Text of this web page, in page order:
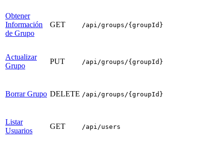
Obtener
Información
de Grupo
GET /api/groups/{groupId}
Actualizar
Grupo
PUT /api/groups/{groupId}
Borrar Grupo DELETE /api/groups/{groupId}
Listar
Usuarios
GET /api/users